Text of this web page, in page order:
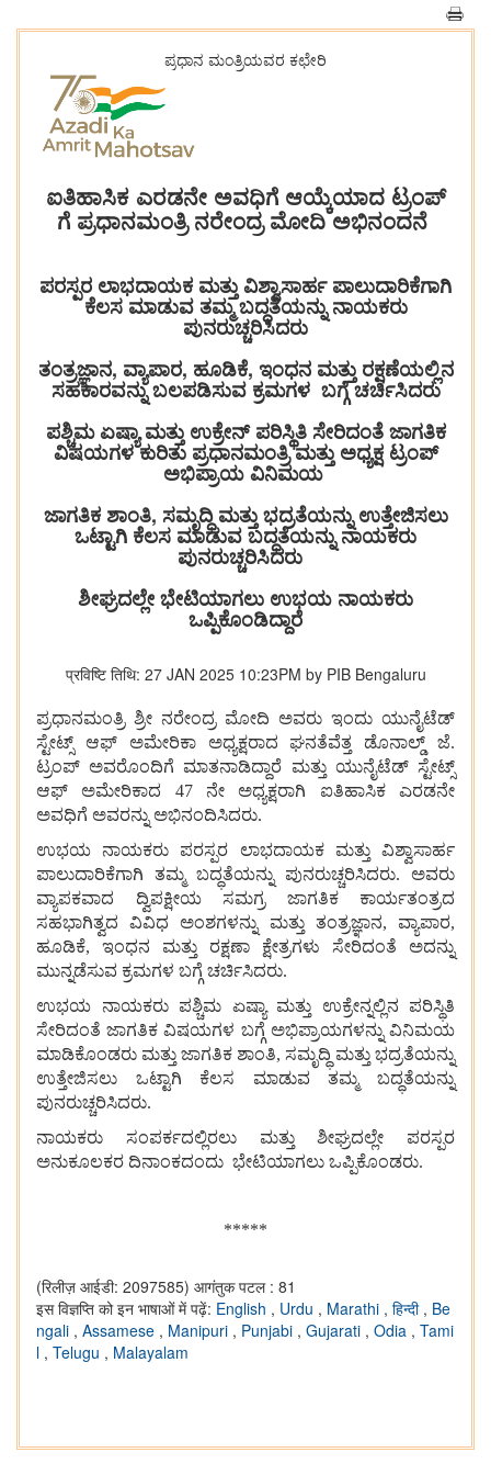
ಪ್ರಧಾನ ಮಂತ್ರಿಯವರ ಕಛೇರಿ
ಐತಿಹಾಸಿಕ ಎರಡನೇ ಅವಧಿಗೆ ಆಯ್ಕೆಯಾದ ಟ್ರಂಪ್
ಗೆ ಪ್ರಧಾನಮಂತ್ರಿ ನರೇಂದ್ರ ಮೋದಿ ಅಭಿನಂದನೆ
ಪರಸ್ಪರ ಲಾಭದಾಯಕ ಮತ್ತು ವಿಶ್ವಾಸಾರ್ಹ ಪಾಲುದಾರಿಕೆಗಾಗಿ
ಕೆಲಸ ಮಾಡುವ ತಮ್ಮ ಬದ್ಧತೆಯನ್ನು ನಾಯಕರು
ಪುನರುಚ್ಚರಿಸಿದರು
ತಂತ್ರಜ್ಞಾನ, ವ್ಯಾಪಾರ, ಹೂಡಿಕೆ, ಇಂಧನ ಮತ್ತು ರಕ್ಷಣೆಯಲ್ಲಿನ
ಸಹಕಾರವನ್ನು ಬಲಪಡಿಸುವ ಕ್ರಮಗಳ ಬಗ್ಗೆ ಚರ್ಚಿಸಿದರು
ಪಶ್ಚಿಮ ಏಷ್ಯಾ ಮತ್ತು ಉಕ್ರೇನ್ ಪರಿಸ್ಥಿತಿ ಸೇರಿದಂತೆ ಜಾಗತಿಕ
ವಿಷಯಗಳ ಕುರಿತು ಪ್ರಧಾನಮಂತ್ರಿ ಮತ್ತು ಅಧ್ಯಕ್ಷ ಟ್ರಂಪ್
ಅಭಿಪ್ರಾಯ ವಿನಿಮಯ
ಜಾಗತಿಕ ಶಾಂತಿ, ಸಮೃದ್ಧಿ ಮತ್ತು ಭದ್ರತೆಯನ್ನು ಉತ್ತೇಜಿಸಲು
ಒಟ್ಟಾಗಿ ಕೆಲಸ ಮಾಡುವ ಬದ್ಧತೆಯನ್ನು ನಾಯಕರು
ಪುನರುಚ್ಚರಿಸಿದರು
ಶೀಘ್ರದಲ್ಲೇ ಭೇಟಿಯಾಗಲು ಉಭಯ ನಾಯಕರು
ಒಪ್ಪಿಕೊಂಡಿದ್ದಾರೆ
प्रविष्टि तिथि: 27 JAN 2025 10:23PM by PIB Bengaluru
ಪ್ರಧಾನಮಂತ್ರಿ ಶ್ರೀ ನರೇಂದ್ರ ಮೋದಿ ಅವರು ಇಂದು ಯುನೈಟೆಡ್
ಸ್ಟೇಟ್ಸ್ ಆಫ್ ಅಮೇರಿಕಾ ಅಧ್ಯಕ್ಷರಾದ ಘನತೆವೆತ್ತ ಡೊನಾಲ್ಡ್ ಜೆ.
ಟ್ರಂಪ್ ಅವರೊಂದಿಗೆ ಮಾತನಾಡಿದ್ದಾರೆ ಮತ್ತು ಯುನೈಟೆಡ್ ಸ್ಟೇಟ್ಸ್
ಆಫ್ ಅಮೇರಿಕಾದ 47 ನೇ ಅಧ್ಯಕ್ಷರಾಗಿ ಐತಿಹಾಸಿಕ ಎರಡನೇ
ಅವಧಿಗೆ ಅವರನ್ನು ಅಭಿನಂದಿಸಿದರು.
ಉಭಯ ನಾಯಕರು ಪರಸ್ಪರ ಲಾಭದಾಯಕ ಮತ್ತು ವಿಶ್ವಾಸಾರ್ಹ
ಪಾಲುದಾರಿಕೆಗಾಗಿ ತಮ್ಮ ಬದ್ಧತೆಯನ್ನು ಪುನರುಚ್ಚರಿಸಿದರು. ಅವರು
ವ್ಯಾಪಕವಾದ ದ್ವಿಪಕ್ಷೀಯ ಸಮಗ್ರ ಜಾಗತಿಕ ಕಾರ್ಯತಂತ್ರದ
ಸಹಭಾಗಿತ್ವದ ವಿವಿಧ ಅಂಶಗಳನ್ನು ಮತ್ತು ತಂತ್ರಜ್ಞಾನ, ವ್ಯಾಪಾರ,
ಹೂಡಿಕೆ, ಇಂಧನ ಮತ್ತು ರಕ್ಷಣಾ ಕ್ಷೇತ್ರಗಳು ಸೇರಿದಂತೆ ಅದನ್ನು
ಮುನ್ನಡೆಸುವ ಕ್ರಮಗಳ ಬಗ್ಗೆ ಚರ್ಚಿಸಿದರು.
ಉಭಯ ನಾಯಕರು ಪಶ್ಚಿಮ ಏಷ್ಯಾ ಮತ್ತು ಉಕ್ರೇನ್ನಲ್ಲಿನ ಪರಿಸ್ಥಿತಿ
ಸೇರಿದಂತೆ ಜಾಗತಿಕ ವಿಷಯಗಳ ಬಗ್ಗೆ ಅಭಿಪ್ರಾಯಗಳನ್ನು ವಿನಿಮಯ
ಮಾಡಿಕೊಂಡರು ಮತ್ತು ಜಾಗತಿಕ ಶಾಂತಿ, ಸಮೃದ್ಧಿ ಮತ್ತು ಭದ್ರತೆಯನ್ನು
ಉತ್ತೇಜಿಸಲು ಒಟ್ಟಾಗಿ ಕೆಲಸ ಮಾಡುವ ತಮ್ಮ ಬದ್ಧತೆಯನ್ನು
ಪುನರುಚ್ಚರಿಸಿದರು.
ನಾಯಕರು ಸಂಪರ್ಕದಲ್ಲಿರಲು ಮತ್ತು ಶೀಘ್ರದಲ್ಲೇ ಪರಸ್ಪರ
ಅನುಕೂಲಕರ ದಿನಾಂಕದಂದು ಭೇಟಿಯಾಗಲು ಒಪ್ಪಿಕೊಂಡರು.
*****
(रिलीज़ आईडी: 2097585) आगंतुक पटल : 81
इस विज्ञप्ति को इन भाषाओं में पढ़ें: English , Urdu , Marathi , हिन्दी , Be
ngali , Assamese , Manipuri , Punjabi , Gujarati , Odia , Tami
l , Telugu , Malayalam